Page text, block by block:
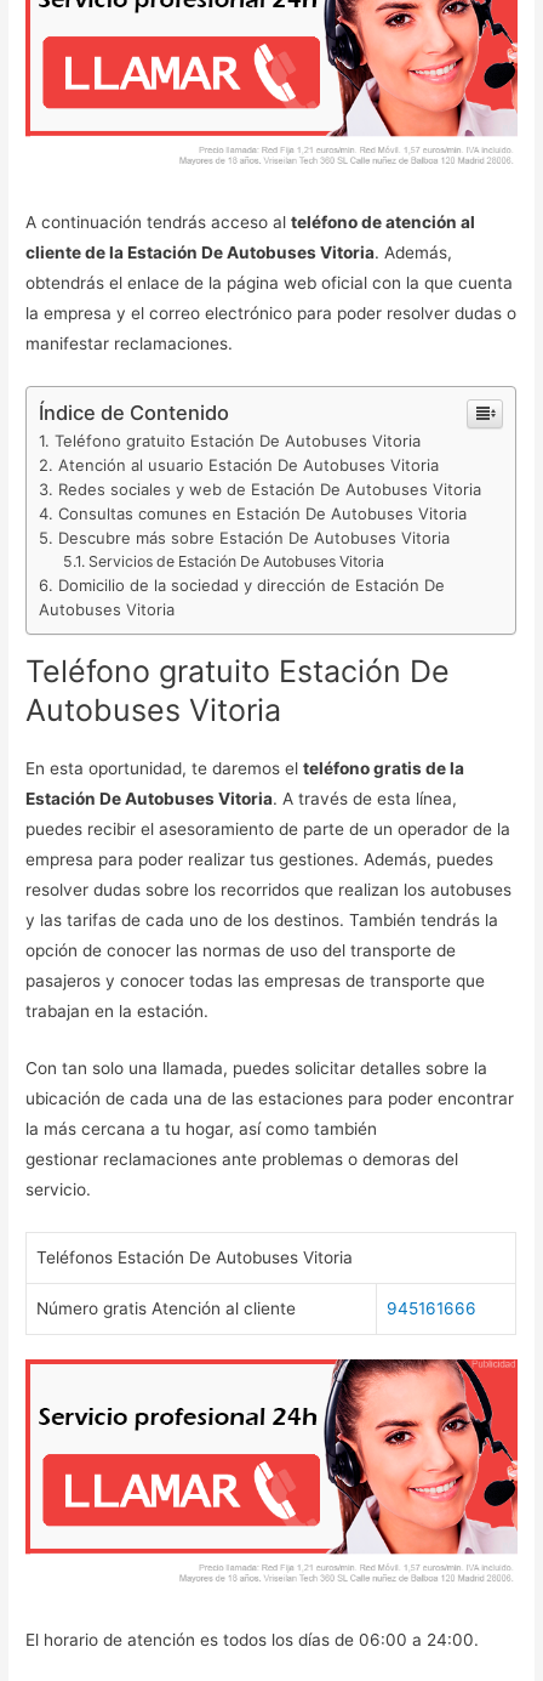
A continuación tendrás acceso alteléfono de atención al
cliente de la Estación De Autobuses Vitoria. Además,
obtendrás el enlace de la página web oficial con la que cuenta
la empresa y el correo electrónico para poder resolver dudas o
manifestar reclamaciones.
Índice de Contenido
Teléfono gratuito Estación De Autobuses Vitoria
Atención al usuario Estación De Autobuses Vitoria
Redes sociales y web de Estación De Autobuses Vitoria
Consultas comunes en Estación De Autobuses Vitoria
Descubre más sobre Estación De Autobuses Vitoria
Servicios de Estación De Autobuses Vitoria
Domicilio de la sociedad y dirección de Estación De
Autobuses Vitoria
Teléfono gratuito Estación De
Autobuses Vitoria
En esta oportunidad, te daremos elteléfono gratis de la
Estación De Autobuses Vitoria. A través de esta línea,
puedes recibir el asesoramiento de parte de un operador de la
empresa para poder realizar tus gestiones. Además, puedes
resolver dudas sobre los recorridos que realizan los autobuses
y las tarifas de cada uno de los destinos. También tendrás la
opción de conocer las normas de uso del transporte de
pasajeros y conocer todas las empresas de transporte que
trabajan en la estación.
Con tan solo una llamada, puedes solicitar detalles sobre la
ubicación de cada una de las estaciones para poder encontrar
la más cercana a tu hogar, así como también
gestionar reclamaciones ante problemas o demoras del
servicio.
Teléfonos Estación De Autobuses Vitoria
Número gratis Atención al cliente 945161666
El horario de atención es todos los días de 06:00 a 24:00.